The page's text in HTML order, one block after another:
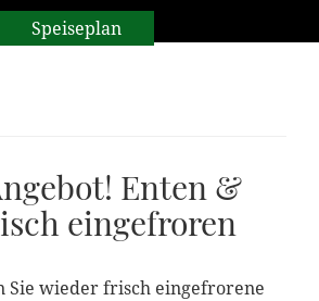
Speiseplan
Enten &
eingefroren
Sie wieder frisch eingefrorene